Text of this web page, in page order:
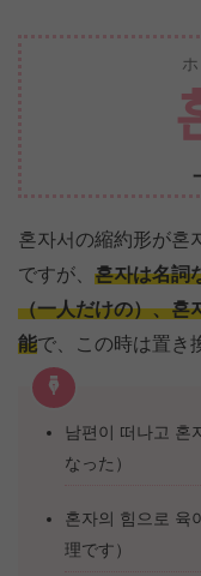
혼자서の縮約形が혼
ですが、 혼자は名詞
（一人だけの）、혼
能で、この時は置き
남편이 떠나고 혼
なった）
혼자의 힘으로 육
理です）